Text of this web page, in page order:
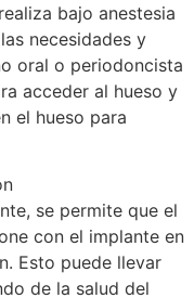
bajo anestesia
necesidades y
oral o periodoncista
acceder al hueso y
el hueso para
se permite que el
con el implante en
Esto puede llevar
de la salud del